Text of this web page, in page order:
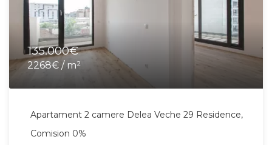
135.000€
2268€ / m²
Apartament 2 camere Delea Veche 29 Residence,
Comision 0%